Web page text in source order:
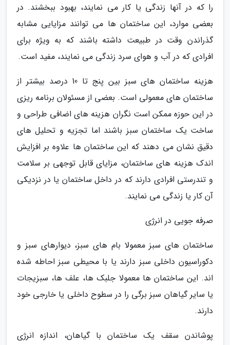
را که در آنها زندگی یا کار می نمایند، بهبود ببخشند. در
بعضی موارد، این ساختمان ها می توانند مزایایی مشابه
گذراندن وقت در طبیعت داشته باشند که به ویژه برای
افرادی که در آب و هوای سرد زندگی می نمایند، مفید است.
هزینه ساختمان های سبز بین پنج تا 10 درصد بیشتر از
ساختمان های معمولی است. بعضی از مسئولان برنامه ریزی
در این حوزه ممکن است نگران هزینه های اضافی طراحی و
ساخت یک ساختمان سبز باشند اما تجزیه و تحلیل های
دقیق نشان می دهند که این ساختمان ها علاوه بر افزایش
اندک هزینه های ساختمان، مزایای قابل توجهی بر سلامت
و تندرستی افرادی دارند که در داخل ساختمان یا در نزدیکی
آن کار یا زندگی می نمایند.
صرفه جویی در انرژی
ساختمان های سبز معمولا بام های سبز، دیوارهای سبز و
دکوراسیون داخلی سبز دارند یا با محیطی سبز احاطه شده
اند. این ساختمان ها معمولا جلبک ها، علف ها، سبزیجات
یا سایر گیاهان سبز برگی را در سطوح داخلی یا خارجی خود
دارند.
پوشاندن سقف یک ساختمان با گیاهان، اندازه انرژی